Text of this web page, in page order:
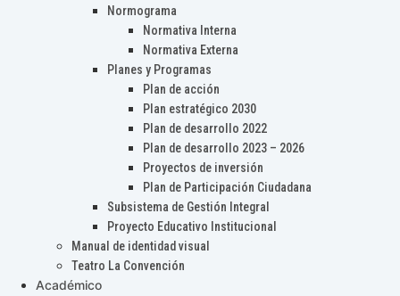
Normograma
Normativa Interna
Normativa Externa
Planes y Programas
Plan de acción
Plan estratégico 2030
Plan de desarrollo 2022
Plan de desarrollo 2023 – 2026
Proyectos de inversión
Plan de Participación Ciudadana
Subsistema de Gestión Integral
Proyecto Educativo Institucional
Manual de identidad visual
Teatro La Convención
Académico